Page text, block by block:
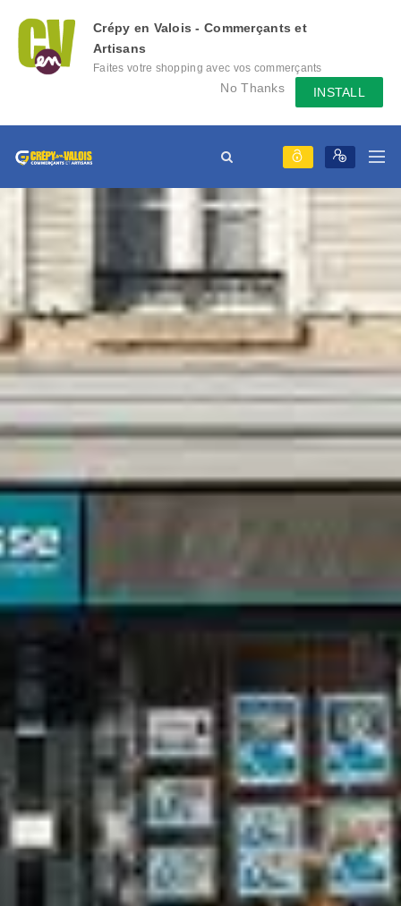
Crépy en Valois - Commerçants et
Artisans
Faites votre shopping avec vos commerçants
locaux depuis votre mobile, échangez des
messages avec eux, consultez le évènement
No Thanks INSTALL